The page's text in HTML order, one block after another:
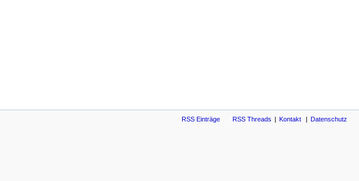
RSS Einträge RSS Threads Kontakt Datenschutz